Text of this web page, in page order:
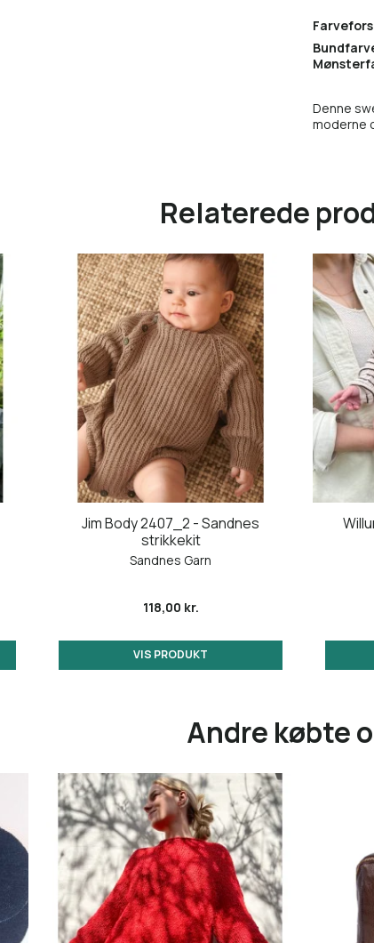
Denne
moderne
Relaterede
Jim Body 2407_2 - Sandnes
strikkekit
Sandnes Garn
118,00 kr.
VIS PRODUKT
Andre købte